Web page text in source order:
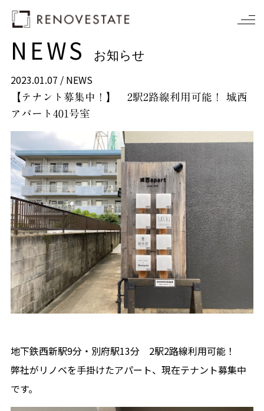
NEWS お知らせ
2023.01.07 / NEWS
【テナント募集中！】 2駅2路線利用可能！ 城西
アパート401号室
地下鉄西新駅9分・別府駅13分 2駅2路線利用可能！
弊社がリノベを手掛けたアパート、現在テナント募集中
です。